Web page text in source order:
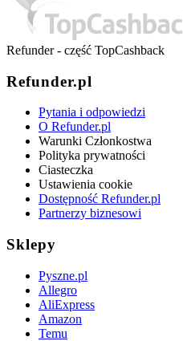
Refunder - część TopCashback
Refunder.pl
Pytania i odpowiedzi
O Refunder.pl
Warunki Członkostwa
Polityka prywatności
Ciasteczka
Ustawienia cookie
Dostępność Refunder.pl
Partnerzy biznesowi
Sklepy
Pyszne.pl
Allegro
AliExpress
Amazon
Temu